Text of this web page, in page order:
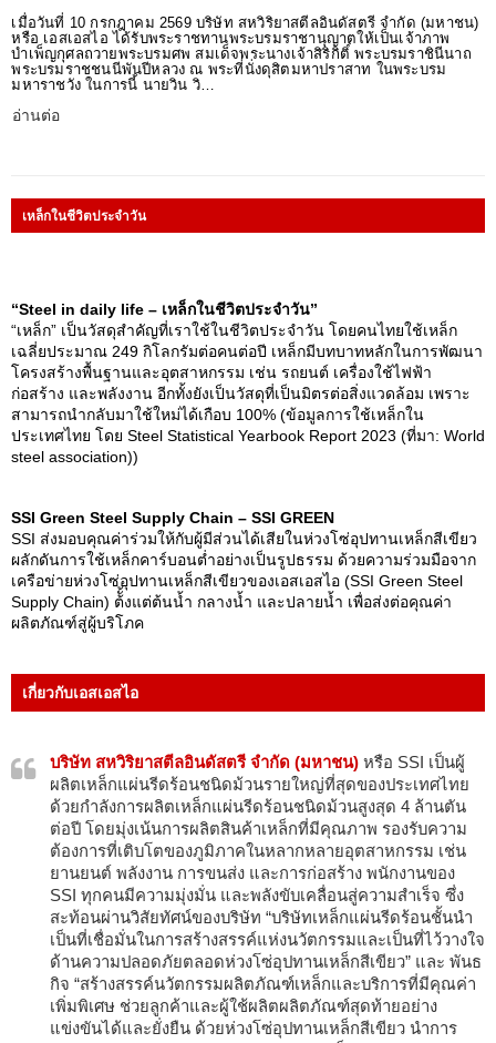
เมื่อวันที่ 10 กรกฎาคม 2569 บริษัท สหวิริยาสตีลอินดัสตรี จำกัด (มหาชน)
หรือ เอสเอสไอ ได้รับพระราชทานพระบรมราชานุญาตให้เป็นเจ้าภาพ
บำเพ็ญกุศลถวายพระบรมศพ สมเด็จพระนางเจ้าสิริกิติ์ พระบรมราชินีนาถ
พระบรมราชชนนีพันปีหลวง ณ พระที่นั่งดุสิตมหาปราสาท ในพระบรม
มหาราชวัง ในการนี้ นายวิน วิ…
อ่านต่อ
เหล็กในชีวิตประจำวัน
“Steel in daily life – เหล็กในชีวิตประจำวัน”
“เหล็ก” เป็นวัสดุสำคัญที่เราใช้ในชีวิตประจำวัน โดยคนไทยใช้เหล็ก
เฉลี่ยประมาณ 249 กิโลกรัมต่อคนต่อปี เหล็กมีบทบาทหลักในการพัฒนา
โครงสร้างพื้นฐานและอุตสาหกรรม เช่น รถยนต์ เครื่องใช้ไฟฟ้า
ก่อสร้าง และพลังงาน อีกทั้งยังเป็นวัสดุที่เป็นมิตรต่อสิ่งแวดล้อม เพราะ
สามารถนำกลับมาใช้ใหม่ได้เกือบ 100% (ข้อมูลการใช้เหล็กใน
ประเทศไทย โดย Steel Statistical Yearbook Report 2023 (ที่มา: World
steel association))
SSI Green Steel Supply Chain – SSI GREEN
SSI ส่งมอบคุณค่าร่วมให้กับผู้มีส่วนได้เสียในห่วงโซ่อุปทานเหล็กสีเขียว
ผลักดันการใช้เหล็กคาร์บอนต่ำอย่างเป็นรูปธรรม ด้วยความร่วมมือจาก
เครือข่ายห่วงโซ่อุปทานเหล็กสีเขียวของเอสเอสไอ (SSI Green Steel
Supply Chain) ต้ั้งแต่ต้นน้ำ กลางน้ำ และปลายน้ำ เพื่อส่งต่อคุณค่า
ผลิตภัณฑ์สู่ผู้บริโภค
เกี่ยวกับเอสเอสไอ
บริษัท สหวิริยาสตีลอินดัสตรี จำกัด (มหาชน) หรือ SSI เป็นผู้
ผลิตเหล็กแผ่นรีดร้อนชนิดม้วนรายใหญ่ที่สุดของประเทศไทย
ด้วยกำลังการผลิตเหล็กแผ่นรีดร้อนชนิดม้วนสูงสุด 4 ล้านตัน
ต่อปี โดยมุ่งเน้นการผลิตสินค้าเหล็กที่มีคุณภาพ รองรับความ
ต้องการที่เติบโตของภูมิภาคในหลากหลายอุตสาหกรรม เช่น
ยานยนต์ พลังงาน การขนส่ง และการก่อสร้าง พนักงานของ
SSI ทุกคนมีความมุ่งมั่น และพลังขับเคลื่อนสู่ความสำเร็จ ซึ่ง
สะท้อนผ่านวิสัยทัศน์ของบริษัท “บริษัทเหล็กแผ่นรีดร้อนชั้นนำ
เป็นที่เชื่อมั่นในการสร้างสรรค์แห่งนวัตกรรมและเป็นที่ไว้วางใจ
ด้านความปลอดภัยตลอดห่วงโซ่อุปทานเหล็กสีเขียว” และ พันธ
กิจ “สร้างสรรค์นวัตกรรมผลิตภัณฑ์เหล็กและบริการที่มีคุณค่า
เพิ่มพิเศษ ช่วยลูกค้าและผู้ใช้ผลิตผลิตภัณฑ์สุดท้ายอย่าง
แข่งขันได้และยั่งยืน ด้วยห่วงโซ่อุปทานเหล็กสีเขียว นำการ